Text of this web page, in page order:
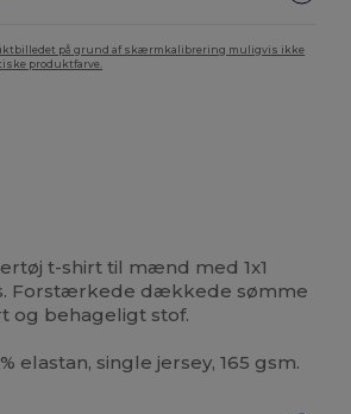
på grund af skærmkalibrering muligvis ikke
produktfarve.
t-shirt til mænd med 1x1
Forstærkede dækkede sømme
og behageligt stof.
elastan, single jersey, 165 gsm.